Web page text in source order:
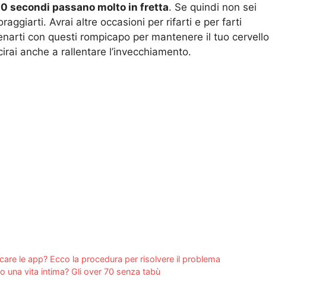
secondi passano molto in fretta. Se quindi non sei
Avrai altre occasioni per rifarti e per farti
con questi rompicapo per mantenere il tuo cervello
anche a rallentare l’invecchiamento.
le app? Ecco la procedura per risolvere il problema
una vita intima? Gli over 70 senza tabù